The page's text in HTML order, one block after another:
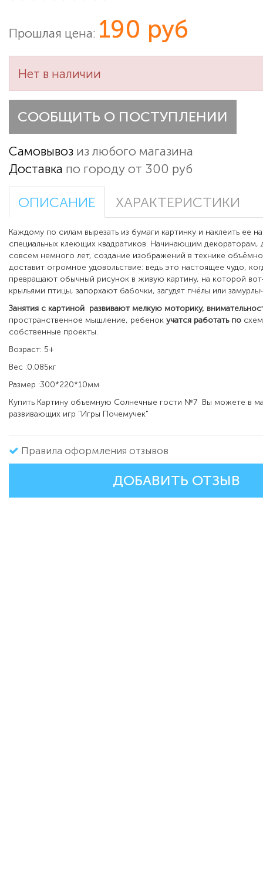
Прошлая цена: 190 руб
Нет в наличии
СООБЩИТЬ О ПОСТУПЛЕНИИ
Самовывоз из любого магазина
Доставка по городу от 300 руб
ОПИСАНИЕ ХАРАКТЕРИСТИКИ
Каждому по силам вырезать из бумаги картинку и наклеить ее
специальных клеющих квадратиков. Начинающим декораторам,
совсем немного лет, создание изображений в технике
доставит огромное удовольствие: ведь это настоящее чудо,
превращают обычный рисунок в живую картину, на которой
крыльями птицы, запорхают бабочки, загудят пчёлы или
Занятия с картиной развивают мелкую моторику,
пространственное мышление, ребенок учатся работатьпо
собственные проекты.
Возраст: 5+
Вес :0.085кг
Размер :300*220*10мм
Купить Картину объемную Солнечные гости №7 Вы можете в
развивающих игр "Игры Почемучек"
Правила оформления отзывов
ДОБАВИТЬ ОТЗЫВ